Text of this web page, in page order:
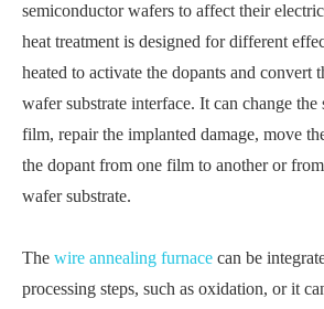
semiconductor wafers to affect their
heat treatment is designed for different
heated to activate the dopants and convert
wafer substrate interface. It can change
film, repair the implanted damage, move
the dopant from one film to another or
wafer substrate.
The wire annealing furnace can be
processing steps, such as oxidation, or it